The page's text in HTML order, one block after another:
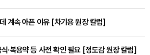
계속 아픈 이유 [차기용 원장 칼럼]
·복용약 등 사전 확인 필요 [정도감 원장 칼럼]